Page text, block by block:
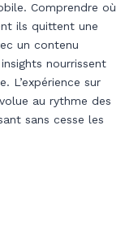
Comprendre où
ils quittent une
un contenu
nourrissent
L’expérience sur
au rythme des
sans cesse les